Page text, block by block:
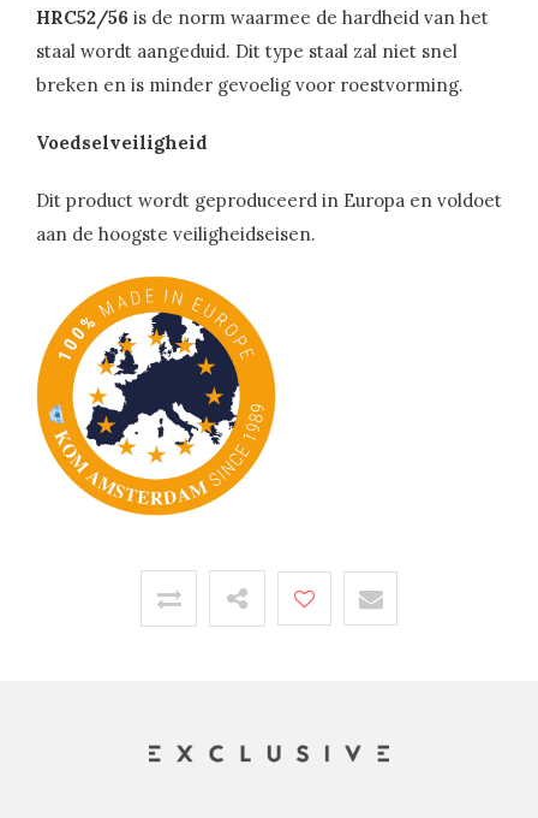
HRC52/56 is de norm waarmee de hardheid van het
staal wordt aangeduid. Dit type staal zal niet snel
breken en is minder gevoelig voor roestvorming.
Voedselveiligheid
Dit product wordt geproduceerd in Europa en voldoet
aan de hoogste veiligheidseisen.